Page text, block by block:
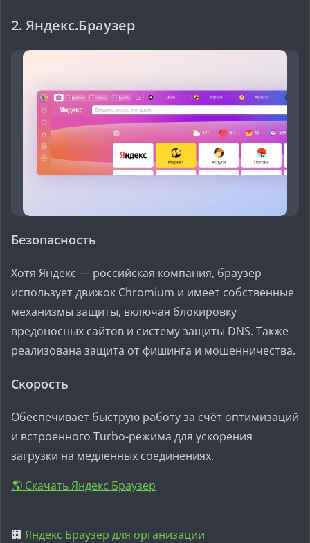
2. Яндекс.Браузер
Безопасность
Хотя Яндекс — российская компания, браузер
использует движок Chromium и имеет собственные
механизмы защиты, включая блокировку
вредоносных сайтов и систему защиты DNS. Также
реализована защита от фишинга и мошенничества.
Скорость
Обеспечивает быструю работу за счёт оптимизаций
и встроенного Turbo-режима для ускорения
загрузки на медленных соединениях.
🌎 Скачать Яндекс Браузер
🏢 Яндекс Браузер для организации